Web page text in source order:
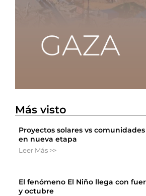
Más visto
Proyectos solares vs
en nueva etapa
Leer Más >>
El fenómeno El Niño llega con
y octubre